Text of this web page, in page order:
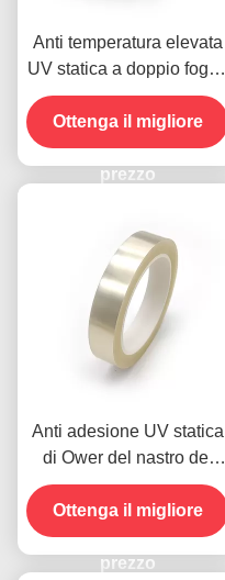
Anti temperatura elevata
UV statica a doppio foglio
0.12mm del poliestere del
nastro del rilascio
Ottenga il migliore
prezzo
Anti adesione UV statica
di Ower del nastro del
rilascio di ESD dopo il
ODM di irradiazione uv
Ottenga il migliore
prezzo